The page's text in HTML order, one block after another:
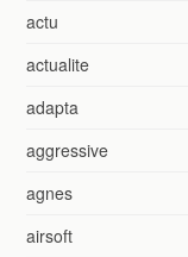
actu
actualite
adapta
aggressive
agnes
airsoft